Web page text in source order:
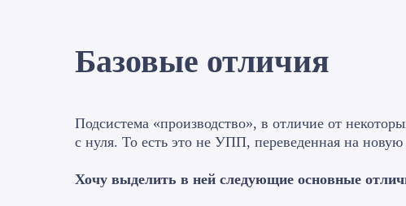
Базовые отличия
Подсистема «производство», в отличие от
с нуля. То есть это не УПП, переведенная на
Хочу выделить в ней следующие основные